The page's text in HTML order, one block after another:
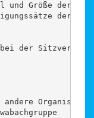
und Größe der
der
der